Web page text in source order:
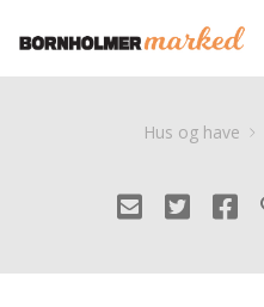
Hus og have